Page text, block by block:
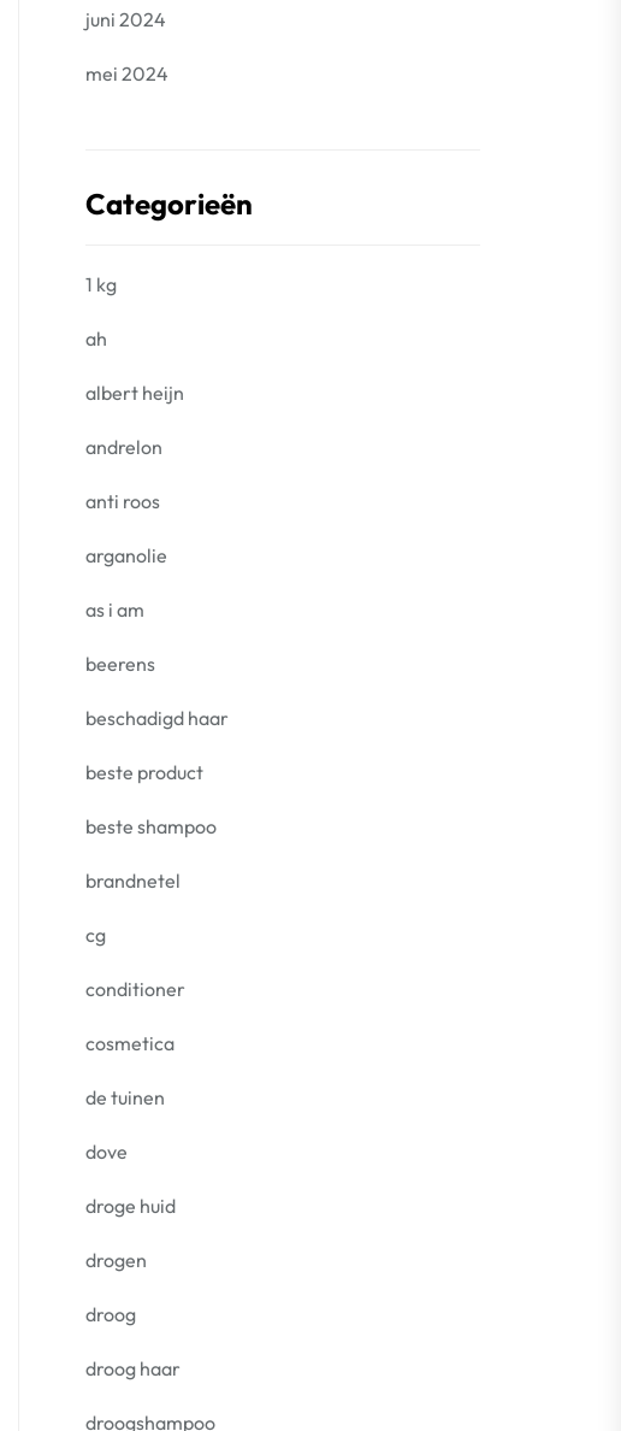
juni 2024
mei 2024
Categorieën
1 kg
ah
albert heijn
andrelon
anti roos
arganolie
as i am
beerens
beschadigd haar
beste product
beste shampoo
brandnetel
cg
conditioner
cosmetica
de tuinen
dove
droge huid
drogen
droog
droog haar
droogshampoo